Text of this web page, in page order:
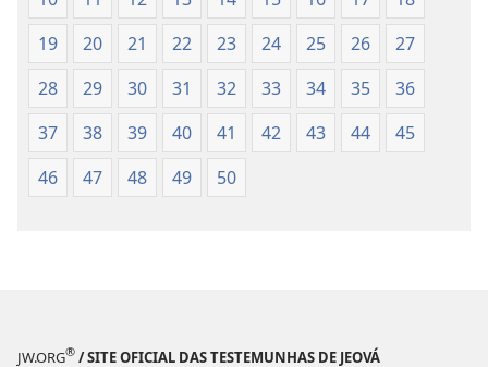
2015)2015)
19
20 21 22 23 24 25 26
27
28
29 30 31 32 33 34 35
36
37
38 39 40 41 42 43 44
45
46
47 48 49 50
JW.ORG® / SITE OFICIAL DAS TESTEMUNHAS DE JEOVÁ